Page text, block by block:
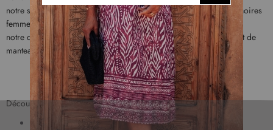
notre sélection devestes en jean, de vestes longues et de parkas noires
femme
notre collection de doudounes légères, de vestes imperméables et de
manteaux mi-longs
Découvrez nos conseils mode :
Mode femme : quelles sont les tendances actuelles ?
s
c
r
i
p
t
i
o
n